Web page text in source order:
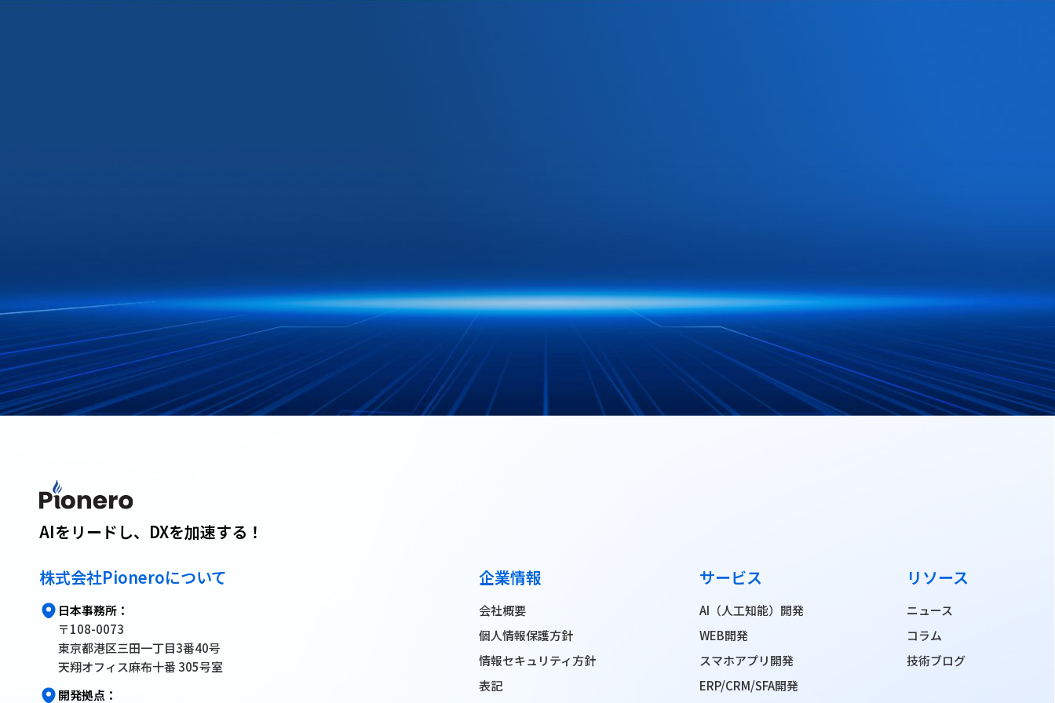
AIをリードし、DXを加速する！
株式会社Pioneroについて
日本事務所：
〒108-0073
東京都港区三田一丁目3番40号
天翔オフィス麻布十番 305号室
開発拠点：
企業情報
会社概要
個人情報保護方針
情報セキュリティ方針
表記
サービス
AI（人工知能）開発
WEB開発
スマホアプリ開発
ERP/CRM/SFA開発
リソース
ニュース
コラム
技術ブログ